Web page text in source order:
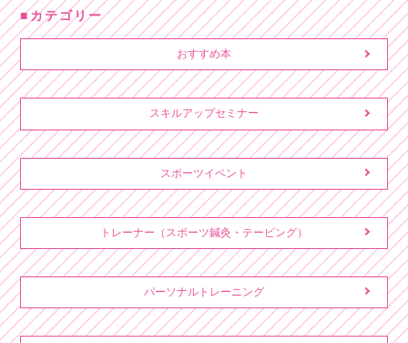
カテゴリー
おすすめ本
スキルアップセミナー
スポーツイベント
トレーナー（スポーツ鍼灸・テーピング）
パーソナルトレーニング